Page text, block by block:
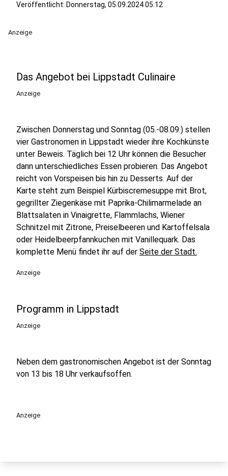
Veröffentlicht: Donnerstag, 05.09.2024 05:12
Anzeige
Das Angebot bei Lippstadt Culinaire
Anzeige
Zwischen Donnerstag und Sonntag (05.-08.09.) stellen
vier Gastronomen in Lippstadt wieder ihre Kochkünste
unter Beweis. Täglich bei 12 Uhr können die Besucher
dann unterschiedliches Essen probieren. Das Angebot
reicht von Vorspeisen bis hin zu Desserts. Auf der
Karte steht zum Beispiel Kürbiscremesuppe mit Brot,
gegrillter Ziegenkäse mit Paprika-Chilimarmelade an
Blattsalaten in Vinaigrette, Flammlachs, Wiener
Schnitzel mit Zitrone, Preiselbeeren und Kartoffelsala
oder Heidelbeerpfannkuchen mit Vanillequark. Das
komplette Menü findet ihr auf der Seite der Stadt.
Anzeige
Programm in Lippstadt
Anzeige
Neben dem gastronomischen Angebot ist der Sonntag
von 13 bis 18 Uhr verkaufsoffen.
Anzeige